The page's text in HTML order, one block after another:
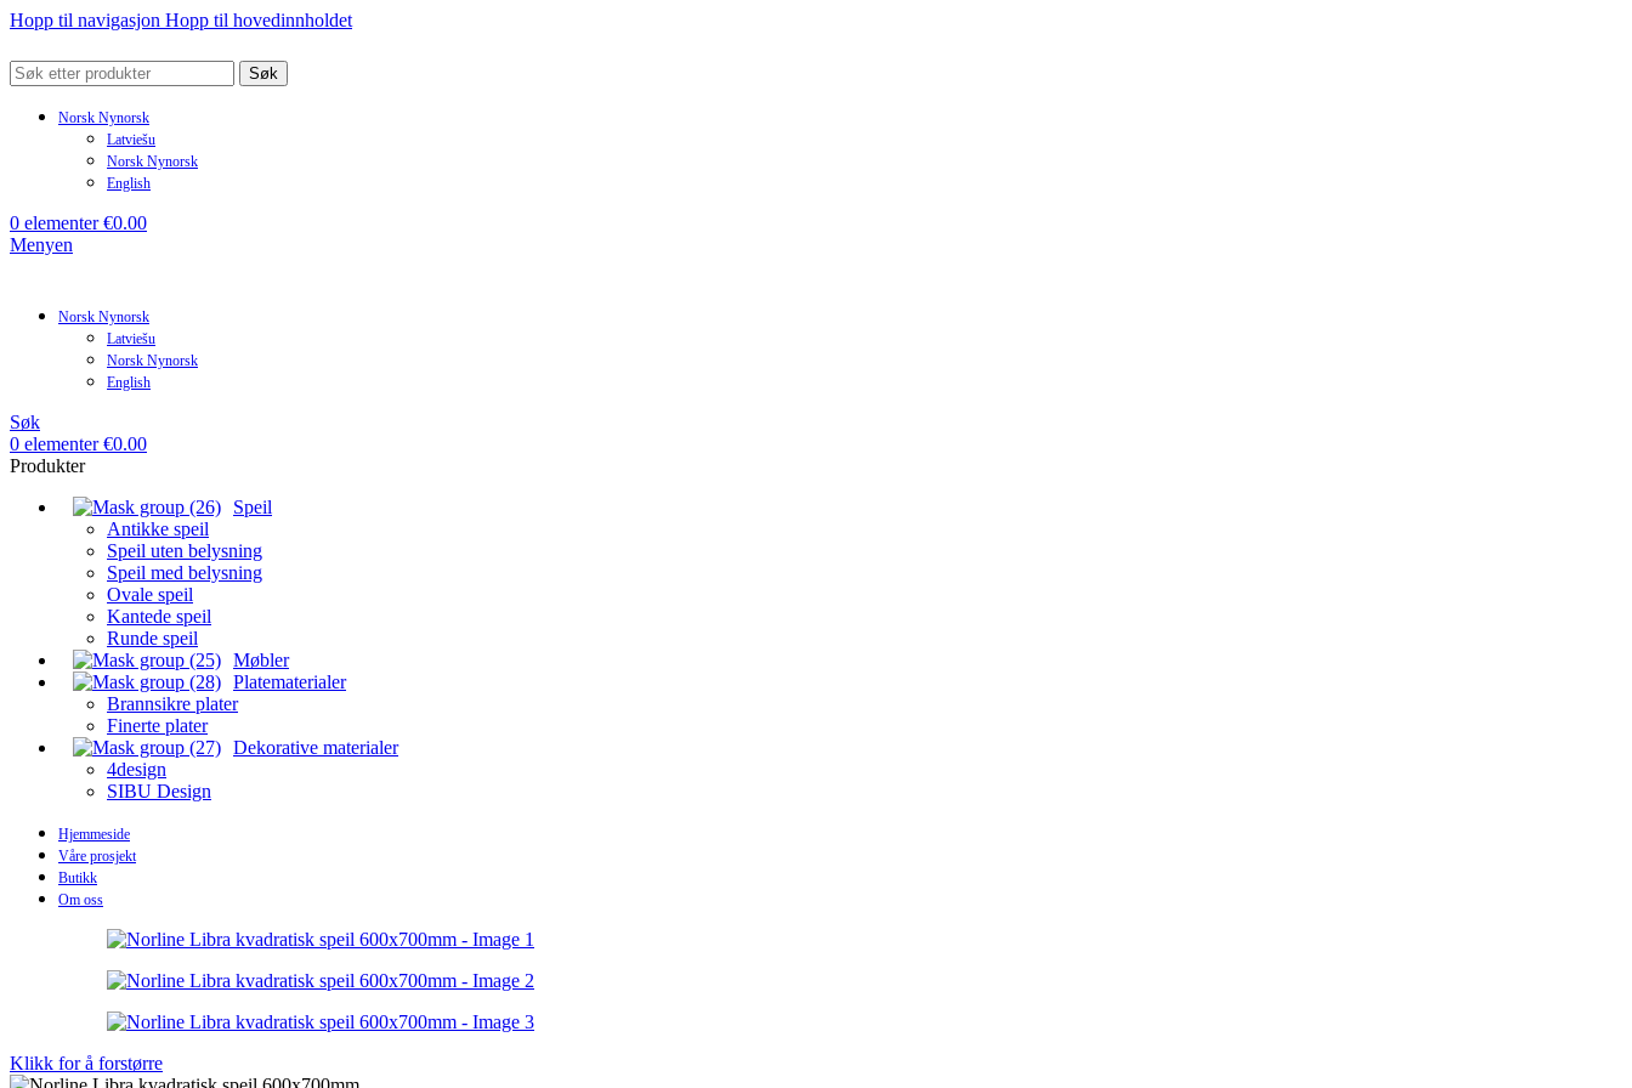
Hopp til navigasjon Hopp til hovedinnholdet
Søk
Norsk Nynorsk
Latviešu
Norsk Nynorsk
English
0 elementer €0.00
Menyen
Norsk Nynorsk
Latviešu
Norsk Nynorsk
English
Søk
0 elementer €0.00
Produkter
Speil
Antikke speil
Speil uten belysning
Speil med belysning
Ovale speil
Kantede speil
Runde speil
Møbler
Platematerialer
Brannsikre plater
Finerte plater
Dekorative materialer
4design
SIBU Design
Hjemmeside
Våre prosjekt
Butikk
Om oss
Klikk for å forstørre